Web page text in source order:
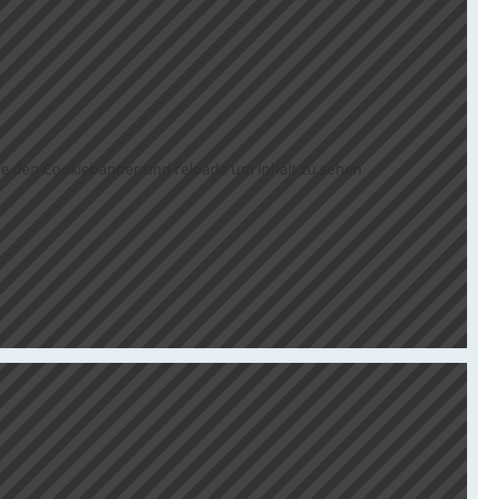
den Cookiebanner und reloade um Inhalt zu sehen